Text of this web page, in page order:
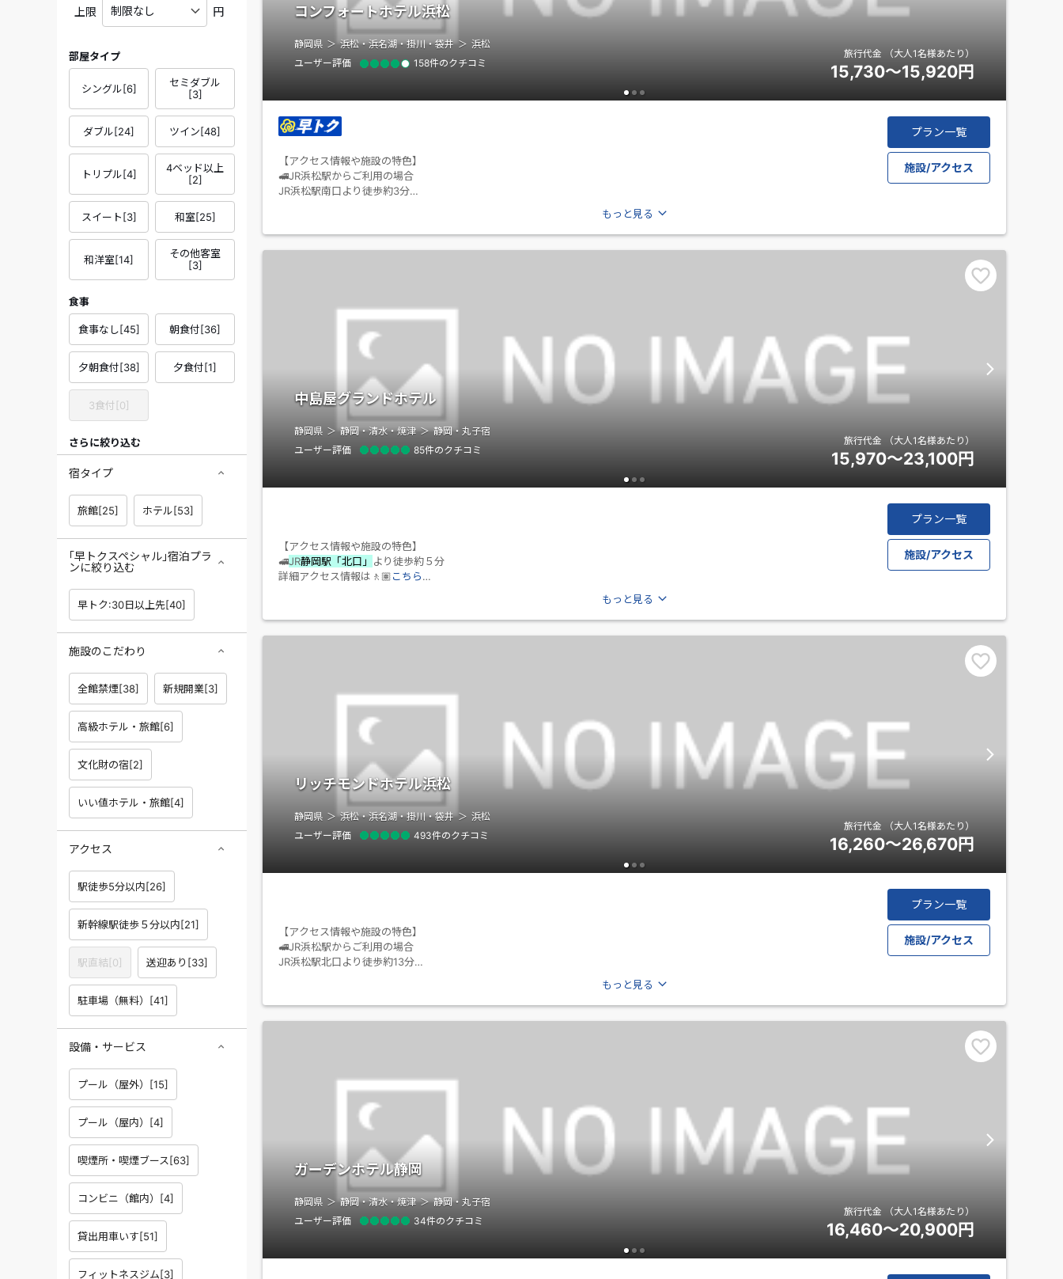
上限 円
部屋タイプ
シングル[6]
セミダブル
[3]
ダブル[24] ツイン[48]
トリプル[4]
4ベッド以上
[2]
スイート[3] 和室[25]
和洋室[14]
その他客室
[3]
食事
食事なし[45] 朝食付[36]
夕朝食付[38] 夕食付[1]
3食付[0]
さらに絞り込む
宿タイプ
旅館[25] ホテル[53]
｢早トクスペシャル｣宿泊プラ
ンに絞り込む
早トク:30日以上先[40]
施設のこだわり
全館禁煙[38] 新規開業[3]
高級ホテル・旅館[6]
文化財の宿[2]
いい値ホテル・旅館[4]
アクセス
駅徒歩5分以内[26]
新幹線駅徒歩５分以内[21]
駅直結[0] 送迎あり [33]
駐車場（無料） [41]
設備・サービス
プール（屋外） [15]
プール（屋内） [4]
喫煙所・喫煙ブース[63]
コンビニ（館内） [4]
貸出用車いす[51]
フィットネスジム[3]
コンフォートホテル浜松
プラン一覧
施設/アクセス
静岡県 浜松・浜名湖・掛川・袋井 浜松
【アクセス情報や施設の特色】
🚅JR浜松駅からご利用の場合
JR浜松駅南口より徒歩約3分
ユーザー評価 158件のクチコミ
旅行代金 （大人1名様あたり）
15,730～15,920円
もっと見る
中島屋グランドホテル
プラン一覧
施設/アクセス
静岡県 静岡・清水・焼津 静岡・丸子宿
【アクセス情報や施設の特色】
🚅JR静岡駅「北口」
より徒歩約５分
詳細アクセス情報は🚶🏽こちら
呉服町・紺屋町（こうやまち）方面へお進みください。しばらく進みますとパルコがございます。パルコの前を過ぎた所の
（Ｋ-6）の階段より地上に上がります。
上った所に平野屋（看板：平野喜右衛門）がございます。
ユーザー評価 85件のクチコミ
旅行代金 （大人1名様あたり）
15,970～23,100円
もっと見る
リッチモンドホテル浜松
プラン一覧
施設/アクセス
静岡県 浜松・浜名湖・掛川・袋井 浜松
【アクセス情報や施設の特色】
🚅JR浜松駅からご利用の場合
JR浜松駅北口より徒歩約13分
ユーザー評価 493件のクチコミ
旅行代金 （大人1名様あたり）
16,260～26,670円
もっと見る
ガーデンホテル静岡
静岡県 静岡・清水・焼津
静岡・丸子宿
ユーザー評価
34件のクチコミ
旅行代金 （大人1名様あたり）
16,460～20,900円